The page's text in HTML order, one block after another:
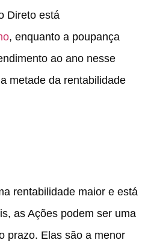
Direto está
, enquanto a poupança
ao ano nesse
metade da rentabilidade
rentabilidade maior e está
as Ações podem ser uma
prazo. Elas são a menor